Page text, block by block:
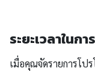
ระยะเวลาในก
เมื่อคุณจัดรายการโป